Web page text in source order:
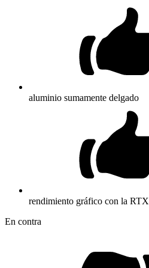
aluminio sumamente delgado
rendimiento gráfico con la RTX
En contra